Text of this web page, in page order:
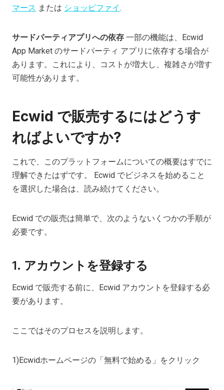
マース または ショッピファイ.
サードパーティアプリへの依存 一部の機能は、Ecwid
App Market のサードパーティ アプリに依存する場合が
あります。これにより、コストが増大し、複雑さが増す
可能性があります。
Ecwid で販売するにはどうす
ればよいですか?
これで、このプラットフォームについての概要はすでに
理解できたはずです。 Ecwid でビジネスを始めること
を選択した場合は、読み続けてください。
Ecwid での販売は簡単で、次のようないくつかの手順が
必要です。
1. アカウントを登録する
Ecwid で販売する前に、Ecwid アカウントを登録する必
要があります。
ここではそのプロセスを説明します。
1)Ecwidホームページの「無料で始める」をクリック